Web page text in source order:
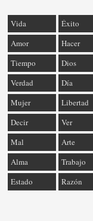
Vida Éxito
Amor
Hacer
Tiempo
Dios
Verdad
Día
Mujer
Libertad
Decir
Ver
Mal
Arte
Alma
Trabajo
Estado
Razón